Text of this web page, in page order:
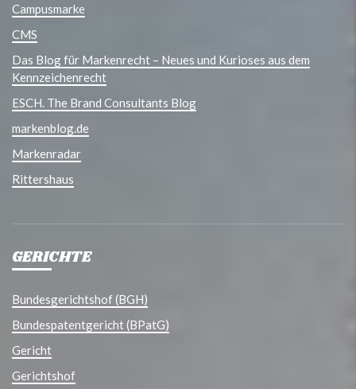
Campusmarke
CMS
Das Blog für Markenrecht – Neues und Kurioses aus dem
Kennzeichenrecht
ESCH. The Brand Consultants Blog
markenblog.de
Markenradar
Rittershaus
GERICHTE
Bundesgerichtshof (BGH)
Bundespatentgericht (BPatG)
Gericht
Gerichtshof